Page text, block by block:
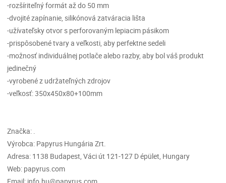
-rozšíriteľný formát až do 50 mm
-dvojité zapínanie, silikónová zatváracia lišta
-užívateľsky otvor s perforovaným lepiacim pásikom
-prispôsobené tvary a veľkosti, aby perfektne sedeli
-možnosť individuálnej potlače alebo razby, aby bol váš produkt
jedinečný
-vyrobené z udržateľných zdrojov
-veľkosť: 350x450x80+100mm
Značka: .
Výrobca: Papyrus Hungária Zrt.
Adresa: 1138 Budapest, Váci út 121-127 D épület, Hungary
Web: papyrus.com